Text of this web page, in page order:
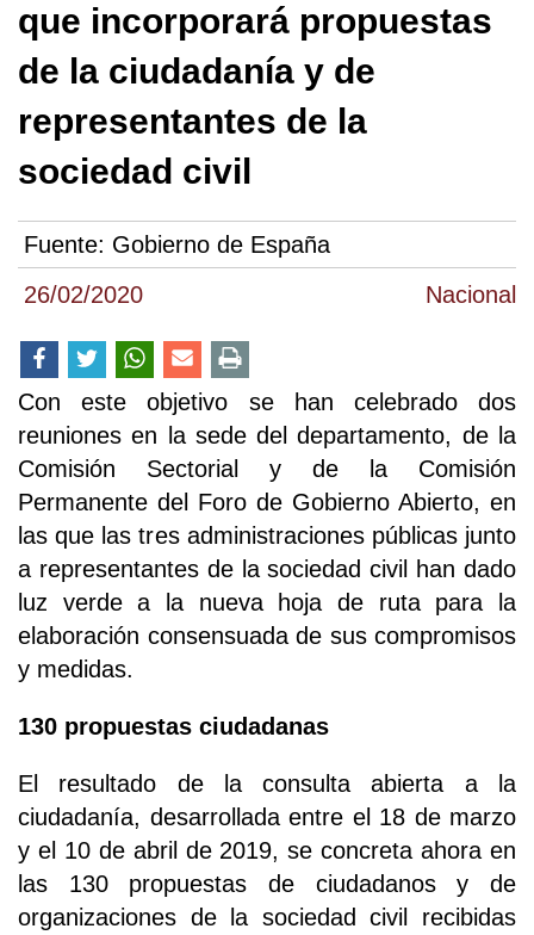
26/02/2020 Nacional
que incorporará propuestas
de la ciudadanía y de
representantes de la
sociedad civil
Fuente: Gobierno de España
Con este objetivo se han celebrado dos
reuniones en la sede del departamento, de la
Comisión Sectorial y de la Comisión
Permanente del Foro de Gobierno Abierto, en
las que las tres administraciones públicas junto
a representantes de la sociedad civil han dado
luz verde a la nueva hoja de ruta para la
elaboración consensuada de sus compromisos
y medidas.
130 propuestas ciudadanas
El resultado de la consulta abierta a la
ciudadanía, desarrollada entre el 18 de marzo
y el 10 de abril de 2019, se concreta ahora en
las 130 propuestas de ciudadanos y de
organizaciones de la sociedad civil recibidas